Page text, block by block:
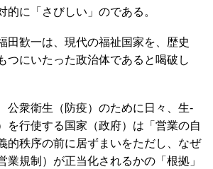
的に「さびしい」のである。
田歓一は、現代の福祉国家を、歴史
つにいたった政治体であると喝破し
公衆衛生（防疫）のために日々、生-
を行使する国家（政府）は「営業の自
的秩序の前に居ずまいをただし、なぜ
業規制）が正当化されるかの「根拠」